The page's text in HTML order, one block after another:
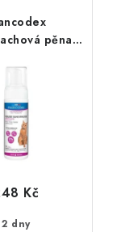
pěna
2 dny
Kč